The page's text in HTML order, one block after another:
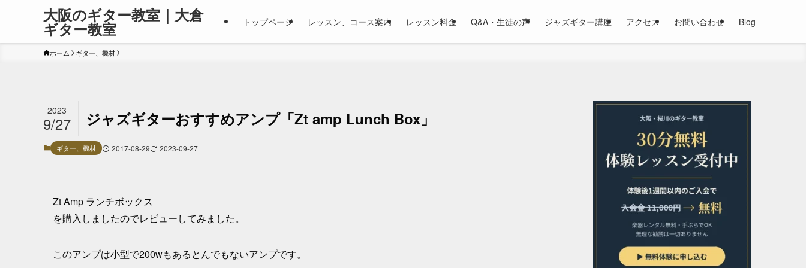
大阪のギター教室｜大倉
ギター教室 トップページ レッスン、コース案内 レッスン料金 Q&A・生徒の声 ジャズギター講座 アクセス お問い合わせ Blog
ホーム ギター、機材
ジャズギターおすすめアンプ「Zt amp Lunch Box」
2023
9/27
ギター、機材 2017-08-29 2023-09-27
Zt Amp ランチボックス
を購入しましたのでレビューしてみました。
このアンプは小型で200wもあるとんでもないアンプです。